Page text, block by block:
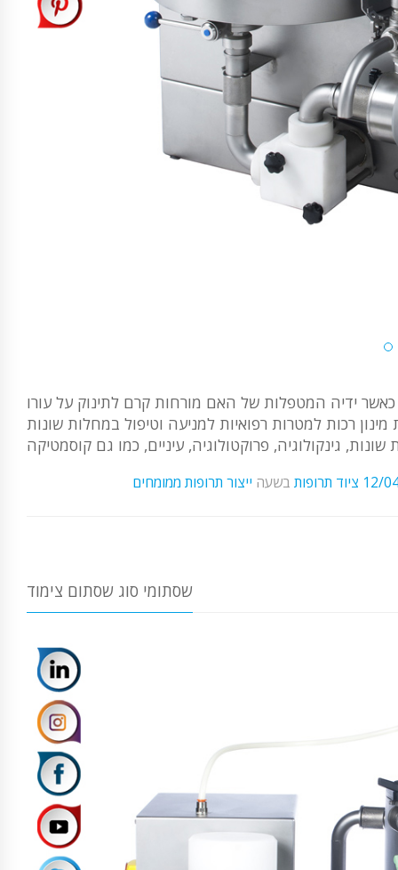
ידיה המטפלות של האם מורחות קרם לתינוק על עורו
רכות למטרות רפואיות למניעה וטיפול במחלות שונות
12/ ציוד תרופות בשעה ייצור תרופות ממומחים
שסתומי סוג שסתום צימוד